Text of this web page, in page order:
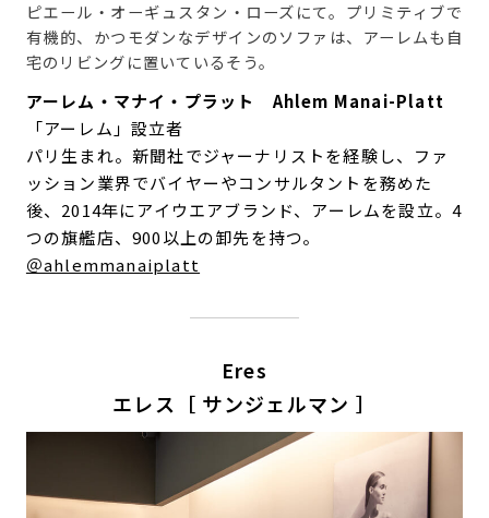
アーレム・マナイ・プラット Ahlem Manai-Platt
「アーレム」設立者
パリ生まれ。新聞社でジャーナリストを経験し、ファ
ッション業界でバイヤーやコンサルタントを務めた
後、2014年にアイウエアブランド、アーレムを設立。4
つの旗艦店、900以上の卸先を持つ。
＠ahlemmanaiplatt
ピエール・オーギュスタン・ローズにて。プリミティブで
有機的、かつモダンなデザインのソファは、アーレムも自
宅のリビングに置いているそう。
Eres
エレス［ サンジェルマン ］